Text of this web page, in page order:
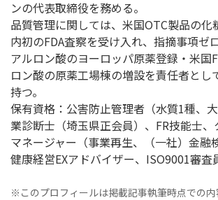
ンの代表取締役を務める。
品質管理に関しては、米国OTC製品の化
内初のFDA査察を受け入れ、指摘事項ゼ
アルロン酸のヨーロッパ原薬登録・米国
ロン酸の原薬工場棟の増設を責任者とし
持つ。
保有資格：公害防止管理者（水質1種、
業診断士（埼玉県正会員）、FR技能士、
マネージャー（事業再生、（一社）金融
健康経営EXアドバイザー、ISO9001審査
※このプロフィールは掲載記事執筆時点での